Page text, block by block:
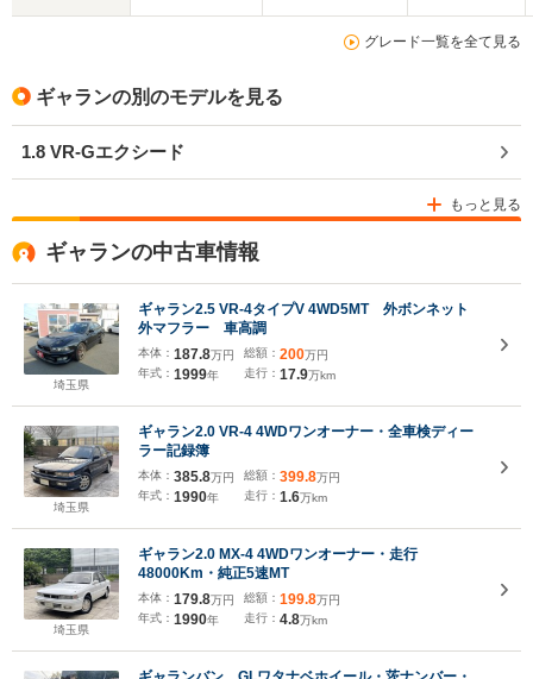
グレード一覧を全て見る
ギャランの別のモデルを見る
1.8 VR-Gエクシード
もっと見る
ギャランの中古車情報
埼玉県
ギャラン2.5 VR-4タイプV 4WD5MT 外ボンネット
外マフラー 車高調
本体： 187.8万円
年式： 1999年
総額： 200万円
走行： 17.9万km
埼玉県
ギャラン2.0 VR-4 4WDワンオーナー・全車検ディー
ラー記録簿
本体： 385.8万円
年式： 1990年
総額： 399.8万円
走行： 1.6万km
埼玉県
ギャラン2.0 MX-4 4WDワンオーナー・走行
48000Km・純正5速MT
本体： 179.8万円
年式： 1990年
総額： 199.8万円
走行： 4.8万km